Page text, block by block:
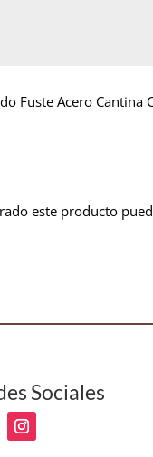
Fuste Acero Cantina
este producto
Sociales